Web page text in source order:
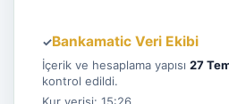
✓Bankamatic Veri Ekibi
İçerik ve hesaplama yapısı 27
kontrol edildi.